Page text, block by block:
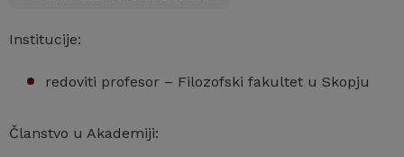
Institucije:
redoviti profesor – Filozofski fakultet u Skopju
Članstvo u Akademiji: